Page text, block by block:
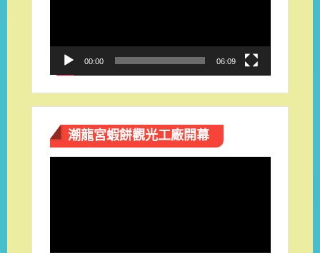
00:00 06:09
潮龍宮蝦餅觀光工廠開幕